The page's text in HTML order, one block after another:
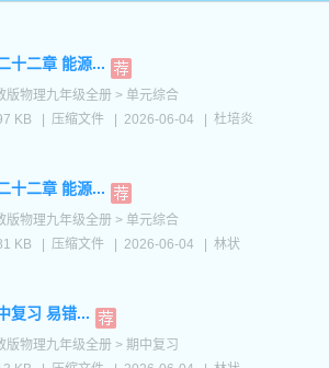
十二章 能源...
版物理九年级全册 > 单元综合
KB
压缩文件 2026-06-04 杜培炎
十二章 能源...
版物理九年级全册 > 单元综合
KB
压缩文件 2026-06-04 林状
复习 易错...
版物理九年级全册 > 期中复习